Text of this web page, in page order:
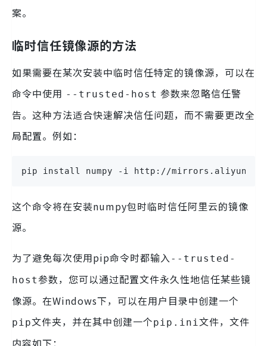
案。
临时信任镜像源的方法
如果需要在某次安装中临时信任特定的镜像源，可以在
命令中使用 --trusted-host 参数来忽略信任警
告。这种方法适合快速解决信任问题，而不需要更改全
局配置。例如：
pip install numpy -i http://
这个命令将在安装numpy包时临时信任阿里云的镜像
源。
为了避免每次使用pip命令时都输入--trusted-
host参数，您可以通过配置文件永久性地信任某些镜
像源。在Windows下，可以在用户目录中创建一个
pip文件夹，并在其中创建一个pip.ini文件，文件
内容如下：